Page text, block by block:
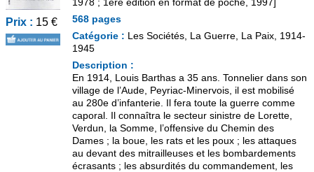
Prix : 15 €
568 pages
Catégorie : Les Sociétés, La Guerre, La Paix, 1914-
1945
Description :
En 1914, Louis Barthas a 35 ans. Tonnelier dans son
village de l’Aude, Peyriac-Minervois, il est mobilisé
au 280e d’infanterie. Il fera toute la guerre comme
caporal. Il connaîtra le secteur sinistre de Lorette,
Verdun, la Somme, l’offensive du Chemin des
Dames ; la boue, les rats et les poux ; les attaques
au devant des mitrailleuses et les bombardements
écrasants ; les absurdités du commandement, les